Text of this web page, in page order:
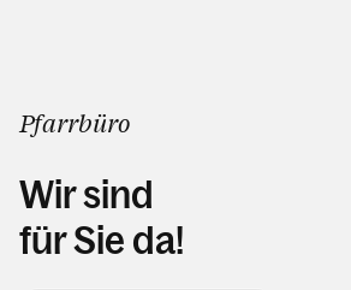
Pfarrbüro
Wir sind
für Sie da!